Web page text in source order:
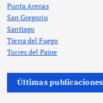
Punta Arenas
San Gregorio
Santiago
Tierra del Fuego
Torres del Paine
Últimas publicaciones